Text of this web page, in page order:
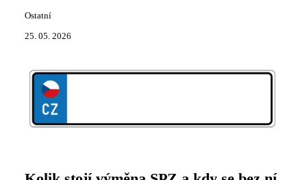
Ostatní
25. 05. 2026